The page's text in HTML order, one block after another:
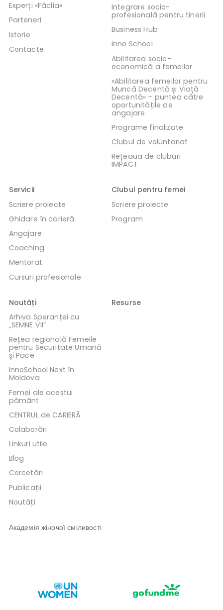
Experți «Făclia»
Parteneri
Istorie
Contacte
Integrare socio-
profesională pentru tinerii
Business Hub
Inno School
Abilitarea socio-
economică a femeilor
«Abilitarea femeilor pentru
Muncă Decentă și Viață
Decentă» – puntea către
oportunitățile de
angajare
Programe finalizate
Clubul de voluntariat
Rețeaua de cluburi
IMPACT
Servicii
Scriere proiecte
Ghidare în carieră
Angajare
Coaching
Mentorat
Cursuri profesionale
Clubul pentru femei
Scriere proiecte
Program
Noutăți
Arhiva Speranței cu
„SEMNE VII”
Rețea regională Femeile
pentru Securitate Umană
și Pace
InnoSchool Next în
Moldova
Femei ale acestui
pământ
CENTRUL de CARIERĂ
Colaborări
Linkuri utile
Blog
Cercetări
Publicații
Noutăți
Resurse
Академія жіночої сміливості